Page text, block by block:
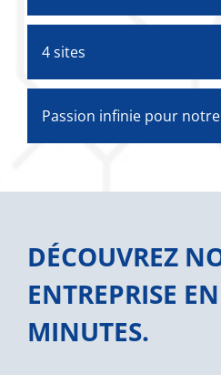
4 sites
Passion infinie pour
DÉCOUVREZ
ENTREPRISE
MINUTES.